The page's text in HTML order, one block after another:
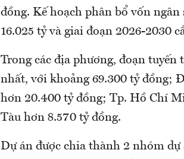
đồng. Kế hoạch phân bổ vốn
16.025 tỷ và giai đoạn 2026-2030
Trong các địa phương, đoạn
nhất, với khoảng 69.300 tỷ đồng;
hơn 20.400 tỷ đồng; Tp. Hồ Chí
Tàu hơn 8.570 tỷ đồng.
Dự án được chia thành 2 nhóm